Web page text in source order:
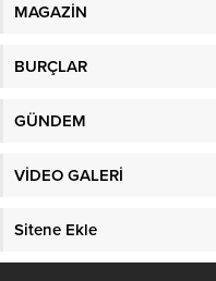
MAGAZİN
BURÇLAR
GÜNDEM
VİDEO GALERİ
Sitene Ekle